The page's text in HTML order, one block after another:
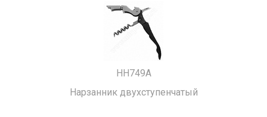
HH749A
Нарзанник двухступенчатый